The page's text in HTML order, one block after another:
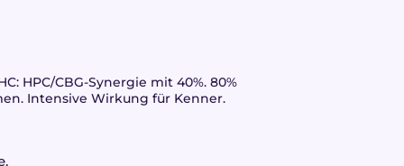
HPC/CBG-Synergie mit 40%. 80%
Intensive Wirkung für Kenner.